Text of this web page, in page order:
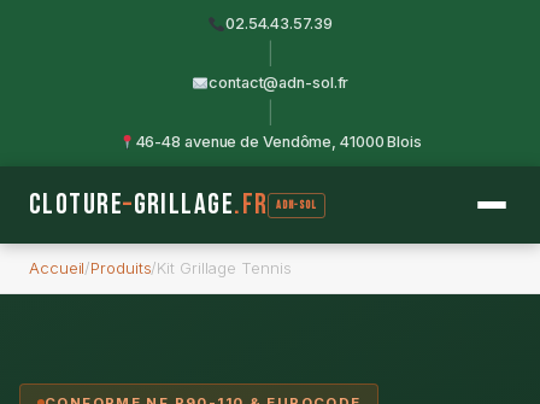
02.54.43.57.39
contact@adn-sol.fr
46-48 avenue de Vendôme, 41000 Blois
Cloture–Grillage.fr ADN-SOL
Accueil/Produits/Kit Grillage Tennis